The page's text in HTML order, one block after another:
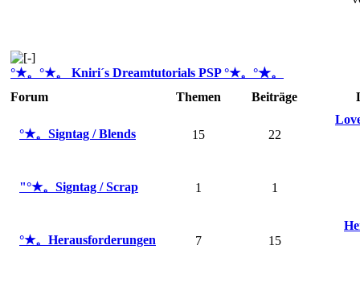
°★。°★。 Kniri´s Dreamtutorials PSP °★。°★。
Forum
Themen Beiträge
°★。Signtag / Blends 15 22
"°★。Signtag / Scrap 1 1
°★。Herausforderungen 7 15